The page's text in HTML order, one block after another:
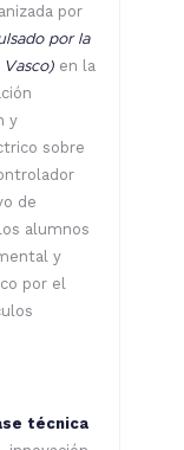
por
por la
en la
y
sobre
de
alumnos
y
por el
técnica